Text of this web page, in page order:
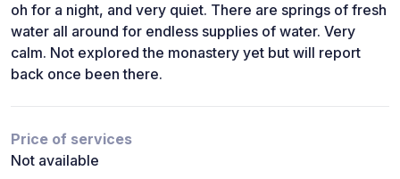
oh for a night, and very quiet. There are springs of fresh
water all around for endless supplies of water. Very
calm. Not explored the monastery yet but will report
back once been there.
Price of services
Not available